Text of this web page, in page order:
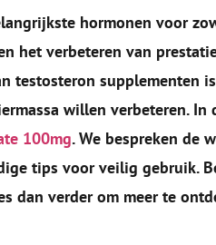
hormonen voor
het verbeteren van
testosteron supplementen
willen verbeteren.
100mg. We bespreken de
tips voor veilig gebruik.
dan verder om meer te